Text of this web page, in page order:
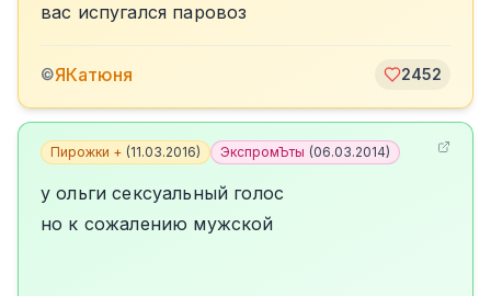
вас испугался паровоз
©ЯКатюня 2452
Пирожки + (11.03.2016) ЭкспромЪты (06.03.2014)
у ольги сексуальный голос
но к сожалению мужской